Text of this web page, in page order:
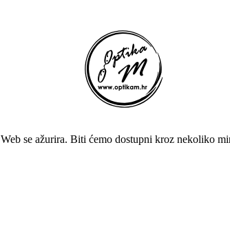
Web se ažurira. Biti ćemo dostupni kroz nekoliko